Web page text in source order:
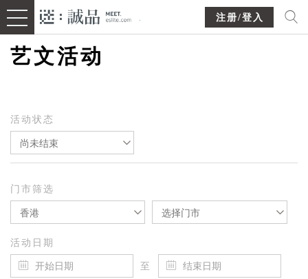
注册/登入
艺文活动
活动状态
尚未结束
门市筛选
香港 选择门市
活动日期
至